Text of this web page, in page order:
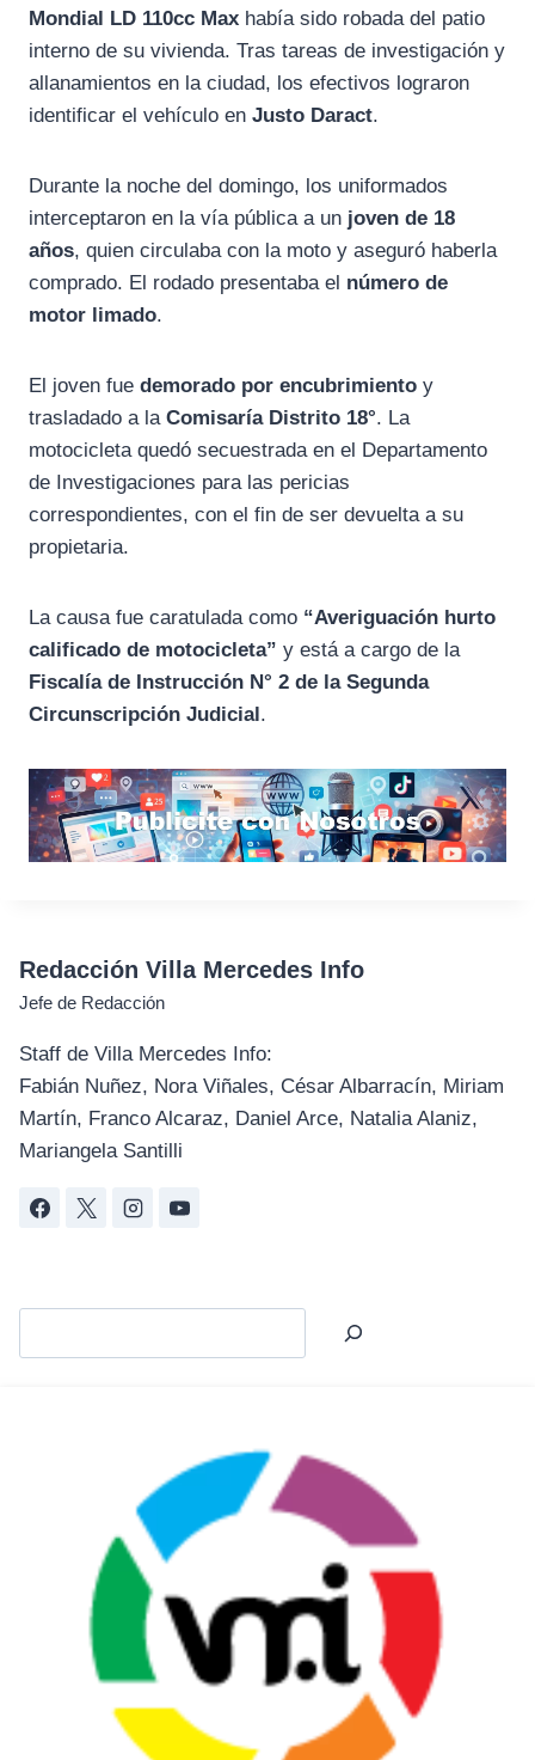
Mondial LD 110cc Max había sido robada del patio
interno de su vivienda. Tras tareas de investigación y
allanamientos en la ciudad, los efectivos lograron
identificar el vehículo en Justo Daract.
Durante la noche del domingo, los uniformados
interceptaron en la vía pública a un joven de 18
años, quien circulaba con la moto y aseguró haberla
comprado. El rodado presentaba el número de
motor limado.
El joven fue demorado por encubrimiento y
trasladado a la Comisaría Distrito 18°. La
motocicleta quedó secuestrada en el Departamento
de Investigaciones para las pericias
correspondientes, con el fin de ser devuelta a su
propietaria.
La causa fue caratulada como “Averiguación hurto
calificado de motocicleta” y está a cargo de la
Fiscalía de Instrucción N° 2 de la Segunda
Circunscripción Judicial.
Redacción Villa Mercedes Info
Jefe de Redacción
Staff de Villa Mercedes Info:
Fabián Nuñez, Nora Viñales, César Albarracín, Miriam
Martín, Franco Alcaraz, Daniel Arce, Natalia Alaniz,
Mariangela Santilli